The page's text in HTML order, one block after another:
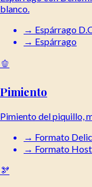
blanco.
→ Espárrago
→ Espárrago
🫑
Pimiento
Pimiento del piquillo,
→ Formato
→ Formato
🫘